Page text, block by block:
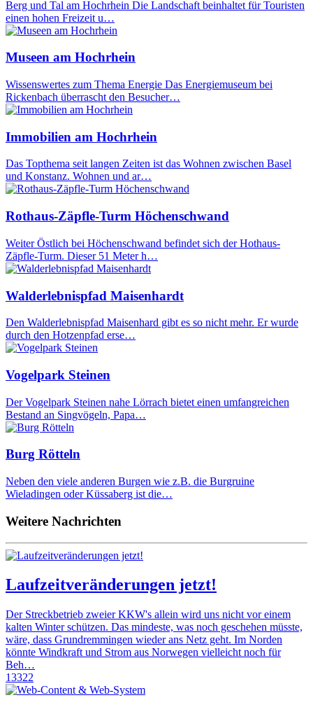
Berg und Tal am Hochrhein Die Landschaft beinhaltet für Touristen
einen hohen Freizeit u…
Museen am Hochrhein
Wissenswertes zum Thema Energie Das Energiemuseum bei
Rickenbach überrascht den Besucher…
Immobilien am Hochrhein
Das Topthema seit langen Zeiten ist das Wohnen zwischen Basel
und Konstanz. Wohnen und ar…
Rothaus-Zäpfle-Turm Höchenschwand
Weiter Östlich bei Höchenschwand befindet sich der Hothaus-
Zäpfle-Turm. Dieser 51 Meter h…
Walderlebnispfad Maisenhardt
Den Walderlebnispfad Maisenhard gibt es so nicht mehr. Er wurde
durch den Hotzenpfad erse…
Vogelpark Steinen
Der Vogelpark Steinen nahe Lörrach bietet einen umfangreichen
Bestand an Singvögeln, Papa…
Burg Rötteln
Neben den viele anderen Burgen wie z.B. die Burgruine
Wieladingen oder Küssaberg ist die…
Weitere Nachrichten
Laufzeitveränderungen jetzt!
Der Streckbetrieb zweier KKW's allein wird uns nicht vor einem
kalten Winter schützen. Das mindeste, was noch geschehen müsste,
wäre, dass Grundremmingen wieder ans Netz geht. Im Norden
könnte Windkraft und Strom aus Norwegen vielleicht noch für
Beh…
13322